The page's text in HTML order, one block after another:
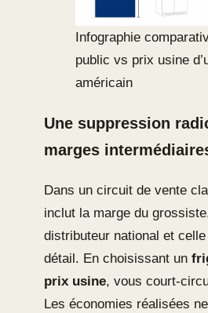
Infographie
public vs prix usine
américain
Une suppression
marges
Dans un circuit de vente
inclut la marge du
distributeur national et
détail. En choisissant un
prix usine, vous court-
Les économies réalisées